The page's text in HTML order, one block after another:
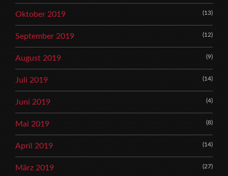
Oktober 2019 (13)
September 2019 (12)
August 2019 (9)
Juli 2019 (14)
Juni 2019 (4)
Mai 2019 (8)
April 2019 (14)
März 2019 (27)